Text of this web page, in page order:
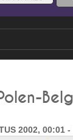
2002, 00:01